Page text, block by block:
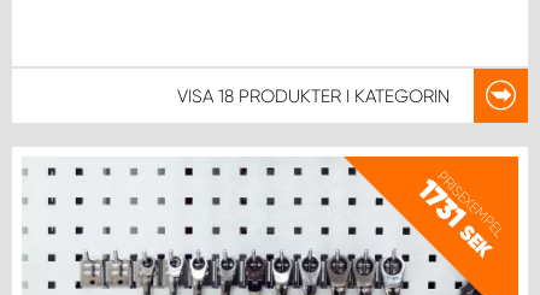
VISA 18 PRODUKTER I KATEGORIN
PRISEXEMPEL
1731
SEK